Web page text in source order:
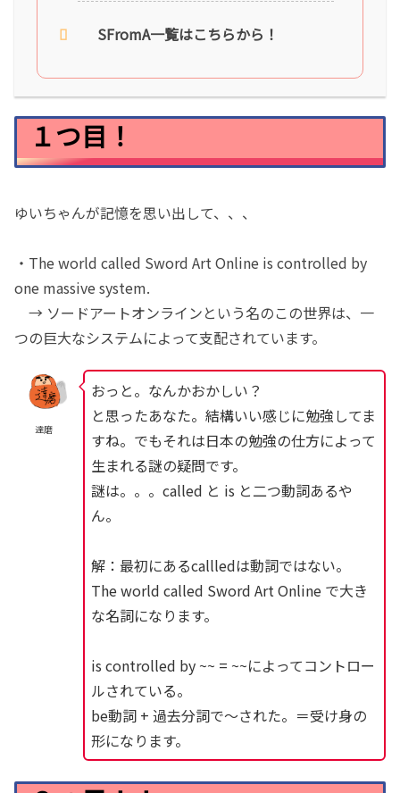
SFromA一覧はこちらから！
１つ目！
ゆいちゃんが記憶を思い出して、、、
・The world called Sword Art Online is controlled by
one massive system.
→ ソードアートオンラインという名のこの世界は、一
つの巨大なシステムによって支配されています。
達磨
おっと。なんかおかしい？
と思ったあなた。結構いい感じに勉強してま
すね。でもそれは日本の勉強の仕方によって
生まれる謎の疑問です。
謎は。。。called と is と二つ動詞あるや
ん。
解：最初にあるcallledは動詞ではない。
The world called Sword Art Online で大き
な名詞になります。
is controlled by ~~ = ~~によってコントロー
ルされている。
be動詞 + 過去分詞で〜された。＝受け身の
形になります。